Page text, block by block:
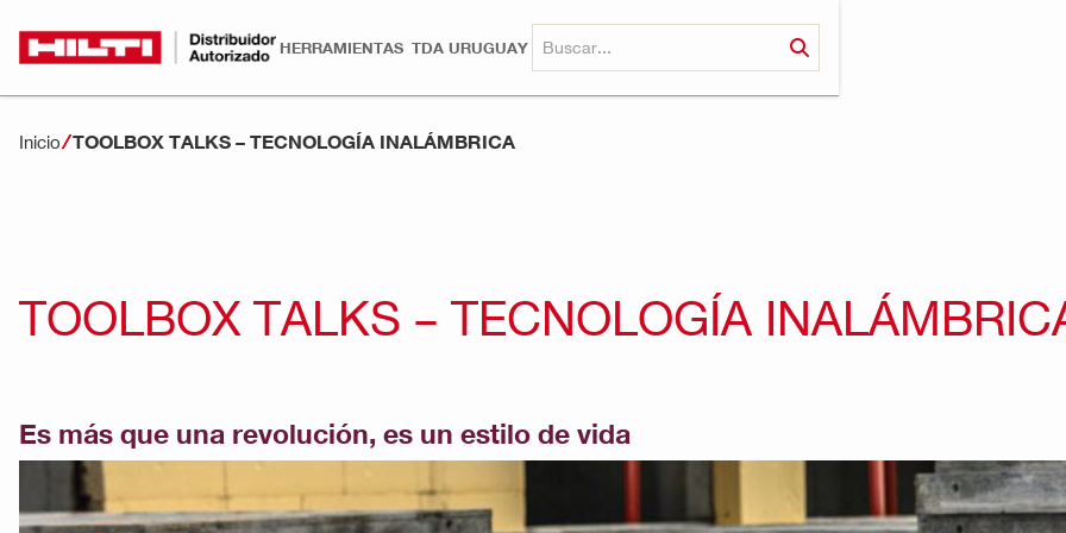
HERRAMIENTAS TDA URUGUAY
Inicio TOOLBOX TALKS – TECNOLOGÍA INALÁMBRICA
TOOLBOX TALKS – TECNOLOGÍA
Es más que una revolución, es un estilo de vida